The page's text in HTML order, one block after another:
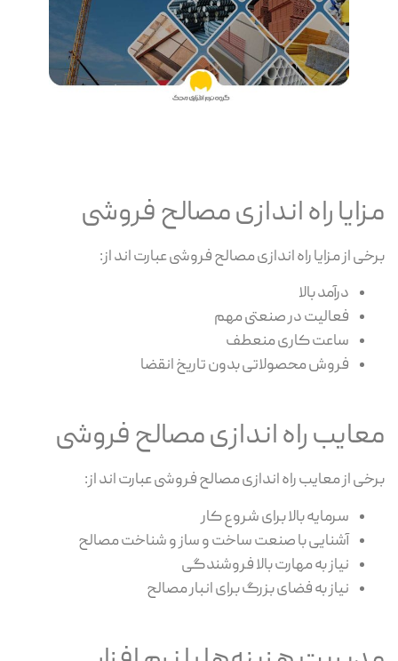
مزایا راه اندازی مصالح فروشی
برخی از مزایا راه اندازی مصالح فروشی عبارت اند از:
درآمد بالا
فعالیت در صنعتی مهم
ساعت کاری منعطف
فروش محصولاتی بدون تاریخ انقضا
معایب راه اندازی مصالح فروشی
برخی از معایب راه اندازی مصالح فروشی عبارت اند از:
سرمایه بالا برای شروع کار
آشنایی با صنعت ساخت و ساز و شناخت مصالح
نیاز به مهارت بالا فروشندگی
نیاز به فضای بزرگ برای انبار مصالح